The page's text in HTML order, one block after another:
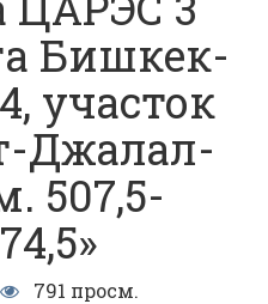
Бишкек-
участок
Джалал-
507,5-
791 просм.